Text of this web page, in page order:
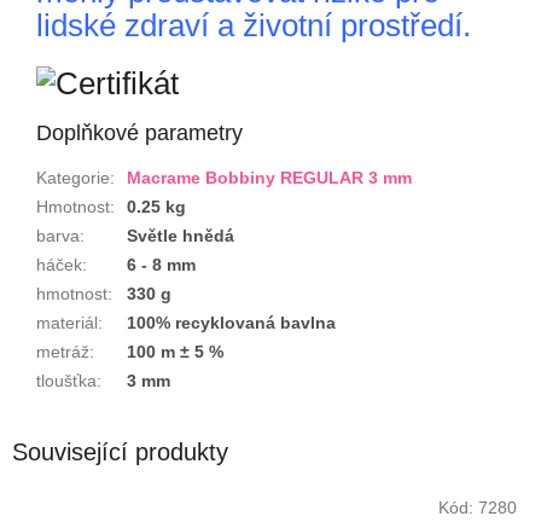
lidské zdraví a životní prostředí.
Doplňkové parametry
Kategorie:
Macrame Bobbiny REGULAR 3 mm
Hmotnost:
0.25 kg
barva:
Světle hnědá
háček:
6 - 8 mm
hmotnost:
330 g
materiál:
100% recyklovaná bavlna
metráž:
100 m ± 5 %
tloušťka: 3 mm
Související produkty
Kód: 7280